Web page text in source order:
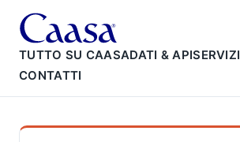
TUTTO SU CAASADATI & APISERVIZI
CONTATTI